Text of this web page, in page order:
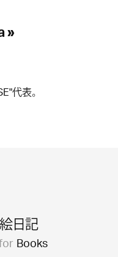
»
代表。
日記
Books